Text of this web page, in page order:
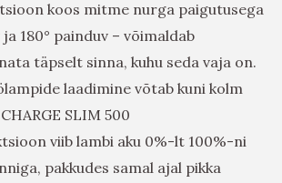
koos mitme nurga paigutusega
180° painduv – võimaldab
täpselt sinna, kuhu seda vaja on.
laadimine võtab kuni kolm
SLIM 500
viib lambi aku 0%-lt 100%-ni
pakkudes samal ajal pikka